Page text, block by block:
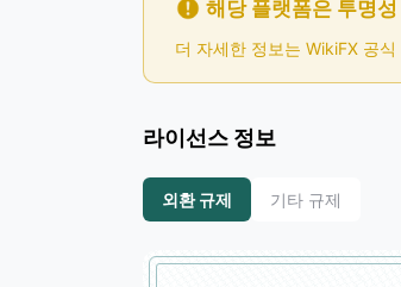
해당 플랫폼은 투명
더 자세한 정보는 WikiFX 공
라이선스 정보
외환 규제 기타 규제